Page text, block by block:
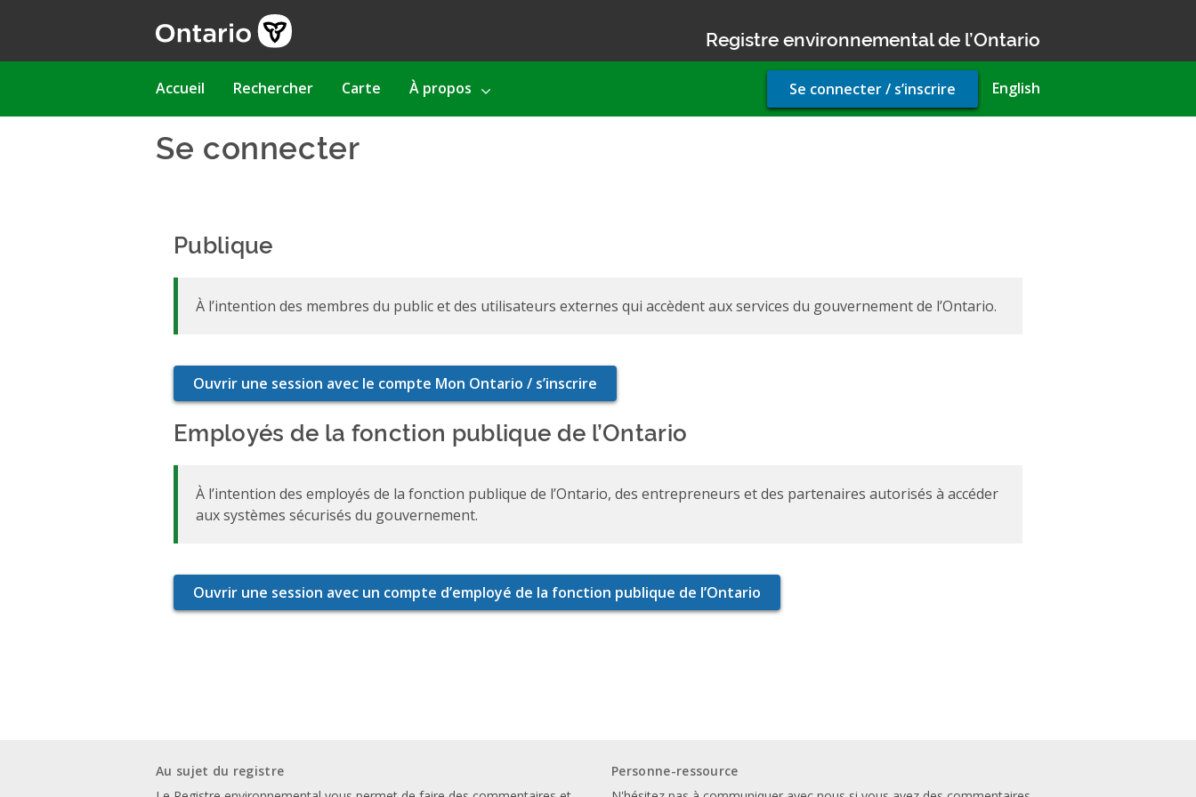
Registre environnemental de l’Ontario
Main
Accueil Rechercher Carte À propos English
User
account
Se connecter / s’inscrire
Se connecter
Publique
À l’intention des membres du public et des utilisateurs externes qui accèdent aux services du gouvernement de l’Ontario.
Employés de la fonction publique de l’Ontario
À l’intention des employés de la fonction publique de l’Ontario, des entrepreneurs et des partenaires autorisés à accéder
aux systèmes sécurisés du gouvernement.
Au sujet du registre
Personne-ressource